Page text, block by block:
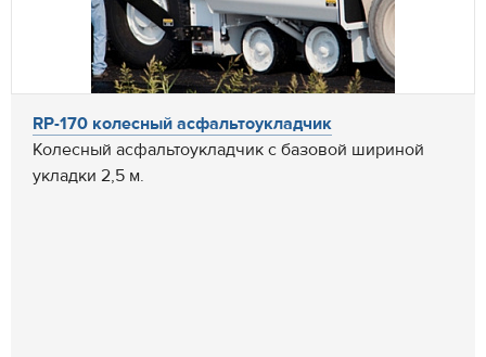
RP-170 колесный асфальтоукладчик
Колесный асфальтоукладчик с базовой шириной
укладки 2,5 м.